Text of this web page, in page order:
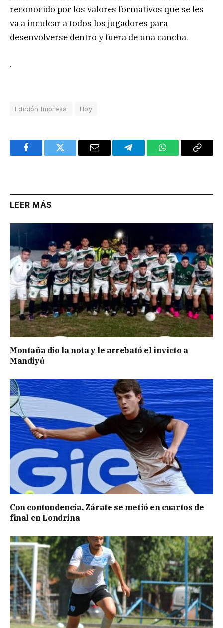
reconocido por los valores formativos que se les
va a inculcar a todos los jugadores para
desenvolverse dentro y fuera de una cancha.
.
Edición Impresa Hoy
FacebookTwitter Email TelegramWhatsAppCopy
LEER MÁS
Montaña dio la nota y le arrebató el invicto a
Mandiyú
Con contundencia, Zárate se metió en cuartos de
final en Londrina